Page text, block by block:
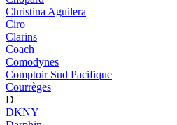
Christina Aguilera
Ciro
Clarins
Coach
Comodynes
Comptoir Sud Pacifique
Courrèges
D
DKNY